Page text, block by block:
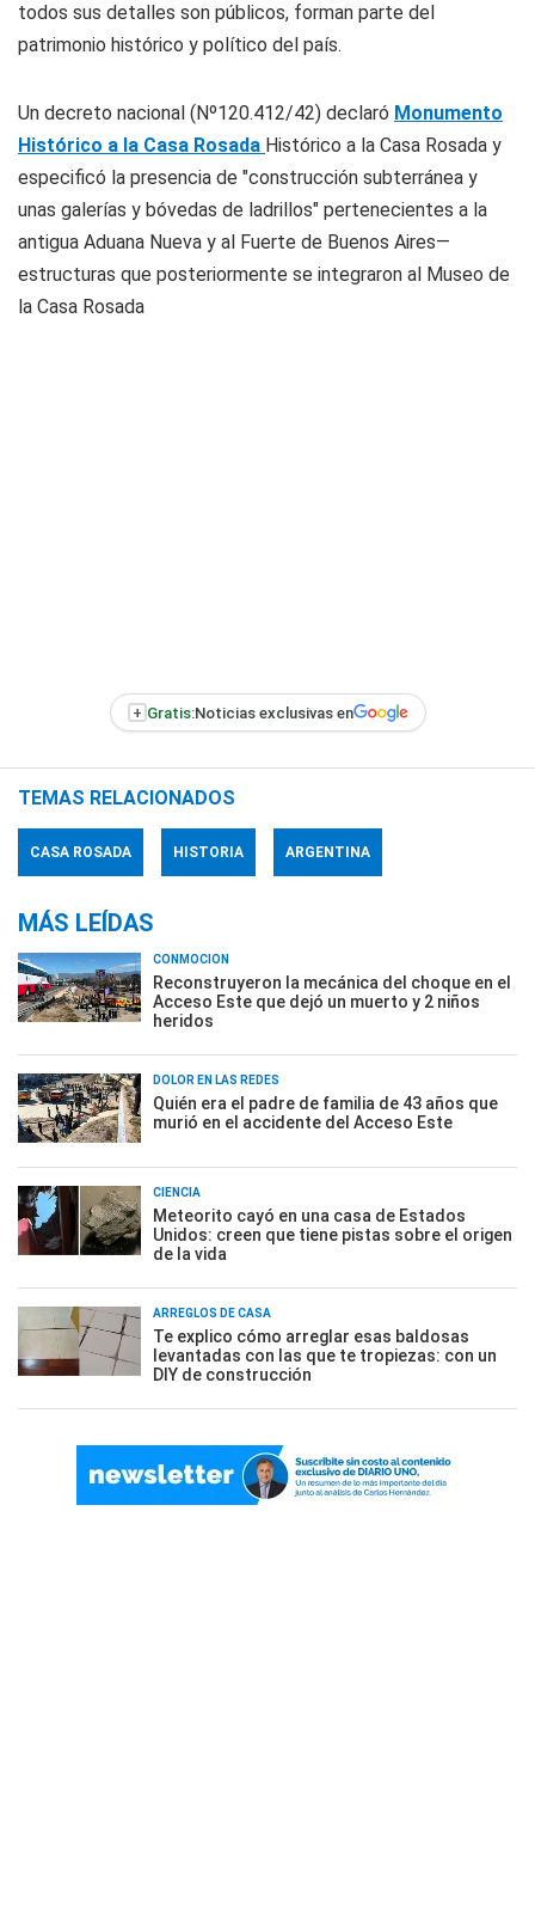
todos sus detalles son públicos, forman parte del
patrimonio histórico y político del país.
Un decreto nacional (Nº120.412/42) declaró Monumento
Histórico a la Casa Rosada Histórico a la Casa Rosada y
especificó la presencia de "construcción subterránea y
unas galerías y bóvedas de ladrillos" pertenecientes a la
antigua Aduana Nueva y al Fuerte de Buenos Aires—
estructuras que posteriormente se integraron al Museo de
la Casa Rosada
+ Gratis:Noticias exclusivas en
TEMAS RELACIONADOS
CASA ROSADA HISTORIA ARGENTINA
MÁS LEÍDAS
CONMOCIÓN
Reconstruyeron la mecánica del choque en el
Acceso Este que dejó un muerto y 2 niños
heridos
DOLOR EN LAS REDES
Quién era el padre de familia de 43 años que
murió en el accidente del Acceso Este
CIENCIA
Meteorito cayó en una casa de Estados
Unidos: creen que tiene pistas sobre el origen
de la vida
ARREGLOS DE CASA
Te explico cómo arreglar esas baldosas
levantadas con las que te tropiezas: con un
DIY de construcción